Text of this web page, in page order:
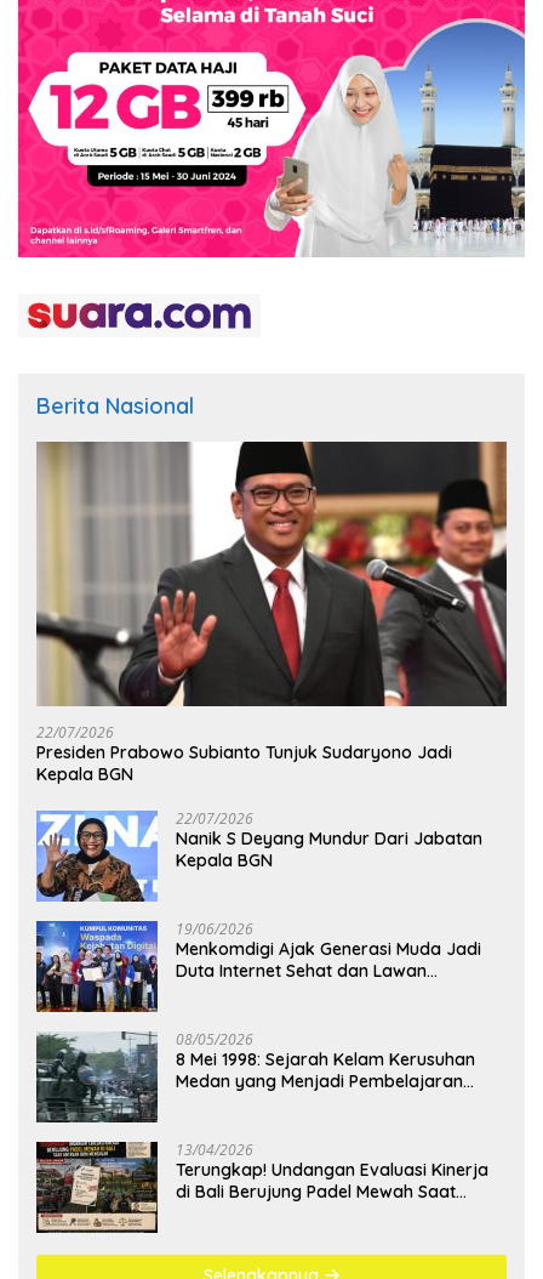
Berita Nasional
22/07/2026
Presiden Prabowo Subianto Tunjuk Sudaryono Jadi
Kepala BGN
22/07/2026
Nanik S Deyang Mundur Dari Jabatan
Kepala BGN
19/06/2026
Menkomdigi Ajak Generasi Muda Jadi
Duta Internet Sehat dan Lawan
08/05/2026
8 Mei 1998: Sejarah Kelam Kerusuhan
Medan yang Menjadi Pembelajaran
13/04/2026
Terungkap! Undangan Evaluasi Kinerja
di Bali Berujung Padel Mewah Saat